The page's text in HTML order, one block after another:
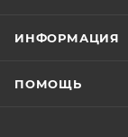
ИНФОРМАЦИЯ
ПОМОЩЬ